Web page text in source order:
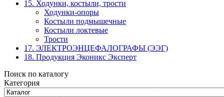
15. Ходунки, костыли, трости
Ходунки-опоры
Костыли подмышечные
Костыли локтевые
Трости
17. ЭЛЕКТРО­ЭНЦЕФАЛОГРАФЫ (ЭЭГ)
18. Продукция Эконикс Эксперт
Поиск по каталогу
Категория